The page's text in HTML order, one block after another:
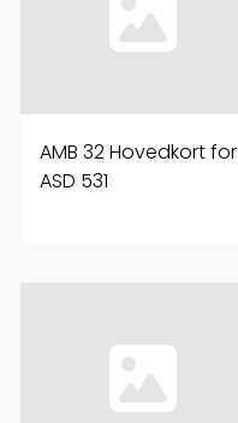
AMB 32 Hovedkort for
ASD 531